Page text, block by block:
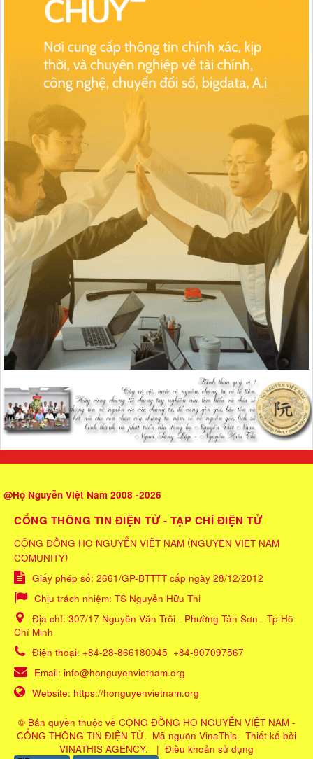
@Họ Nguyễn Việt Nam 2008 -2026
CỔNG THÔNG TIN ĐIỆN TỬ - TẠP CHÍ ĐIỆN TỬ
CỘNG ĐỒNG HỌ NGUYỄN VIỆT NAM (NGUYEN VIET NAM
COMUNITY)
Giấy phép số: 2661/GP-BTTTT cấp ngày 28/12/2012
Chịu trách nhiệm: TS Nguyễn Hữu Thi
Địa chỉ: 307/17 Nguyễn Văn Trỗi - Phường Tân Sơn - Tp Hồ
Chí Minh
Điện thoại: +84-28-866180045 +84-907097567
Email: info@honguyenvietnam.org
Website: https://honguyenvietnam.org
© Bản quyền thuộc về CỘNG ĐỒNG HỌ NGUYỄN VIỆT NAM -
CỔNG THÔNG TIN ĐIỆN TỬ. Mã nguồn VinaThis. Thiết kế bởi
VINATHIS AGENCY. | Điều khoản sử dụng